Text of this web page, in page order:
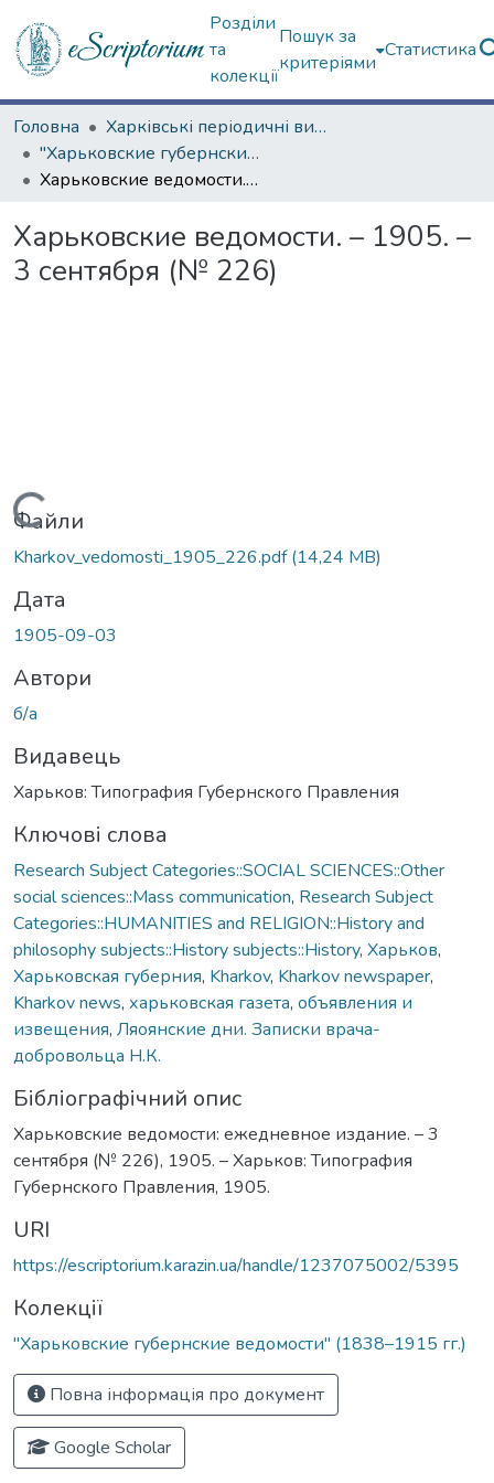
Розділи
та
колекції
Пошук за
критеріями
Статистика
Головна
Харківські періодичні видання
"Харьковские губернские ведомости" (1838–1915 гг.)
Харьковские ведомости. – 1905. – 3 сентября (№ 226)
Харьковские ведомости. – 1905. –
3 сентября (№ 226)
Вантажиться...
Файли
Kharkov_vedomosti_1905_226.pdf(14,24 MB)
Дата
1905-09-03
Автори
б/а
Видавець
Харьков: Типография Губернского Правления
Ключові слова
Research Subject Categories::SOCIAL SCIENCES::Other
social sciences::Mass communication, Research Subject
Categories::HUMANITIES and RELIGION::History and
philosophy subjects::History subjects::History, Харьков,
Харьковская губерния, Kharkov, Kharkov newspaper,
Kharkov news, харьковская газета, объявления и
извещения, Ляоянские дни. Записки врача-
добровольца Н.К.
Бібліографічний опис
Харьковские ведомости: ежедневное издание. – 3
сентября (№ 226), 1905. – Харьков: Типография
Губернского Правления, 1905.
URI
https://escriptorium.karazin.ua/handle/1237075002/5395
Колекції
"Харьковские губернские ведомости" (1838–1915 гг.)
Повна інформація про документ
Google Scholar